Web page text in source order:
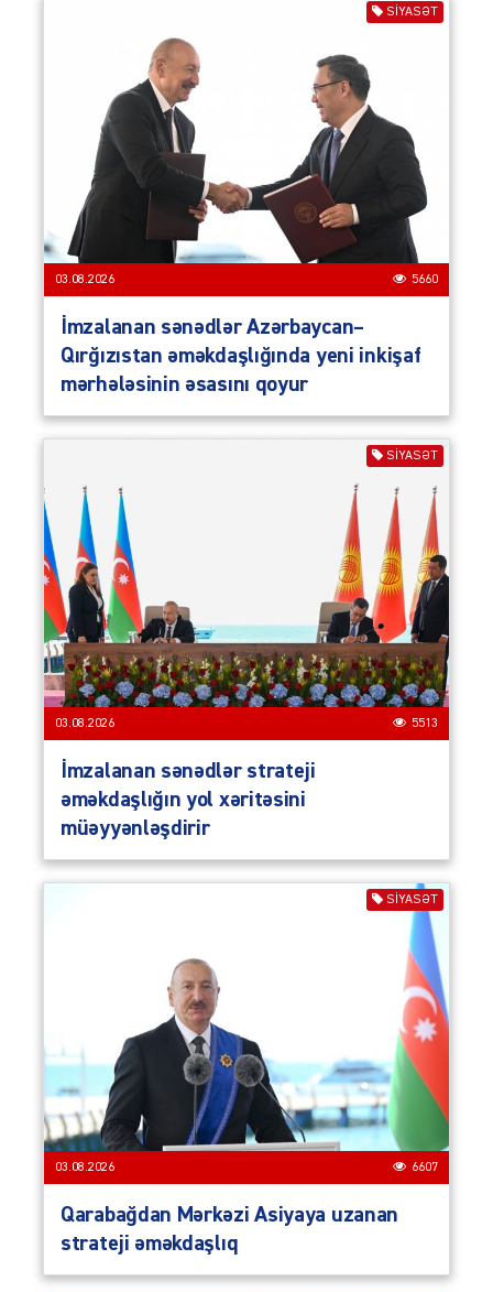
SIYASƏT
03.08.2026 5660
İmzalanan sənədlər Azərbaycan–
Qırğızıstan əməkdaşlığında yeni inkişaf
mərhələsinin əsasını qoyur
SIYASƏT
03.08.2026 5513
İmzalanan sənədlər strateji
əməkdaşlığın yol xəritəsini
müəyyənləşdirir
SIYASƏT
03.08.2026 6607
Qarabağdan Mərkəzi Asiyaya uzanan
strateji əməkdaşlıq